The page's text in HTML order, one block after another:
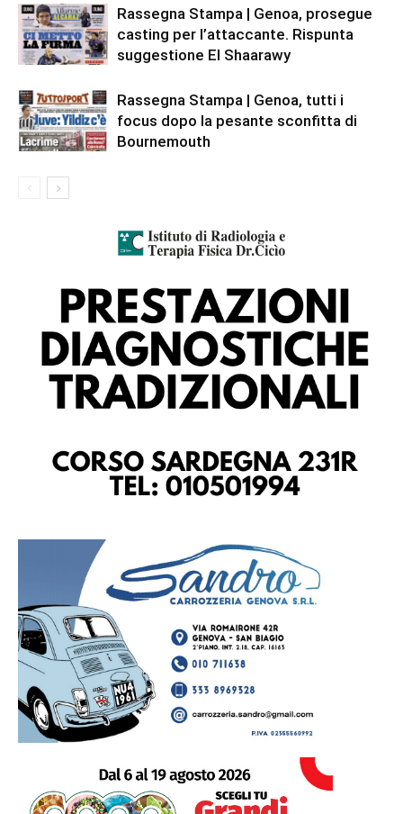
Rassegna Stampa | Genoa, prosegue
casting per l’attaccante. Rispunta
suggestione El Shaarawy
Rassegna Stampa | Genoa, tutti i
focus dopo la pesante sconfitta di
Bournemouth